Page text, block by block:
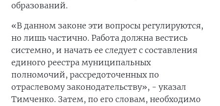
образований.
«В данном законе эти вопросы регулируются,
но лишь частично. Работа должна вестись
системно, и начать ее следует с составления
единого реестра муниципальных
полномочий, рассредоточенных по
отраслевому законодательству», - указал
Тимченко. Затем, по его словам, необходимо